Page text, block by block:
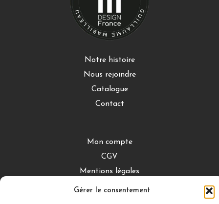
Gérer le consentement
Notre histoire
Nous rejoindre
Catalogue
Contact
Mon compte
CGV
Mentions légales
Conditions de retour